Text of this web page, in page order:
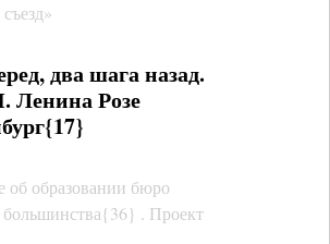
два шага назад.
Ленина Розе
об образовании бюро
большинства{36} . Проект